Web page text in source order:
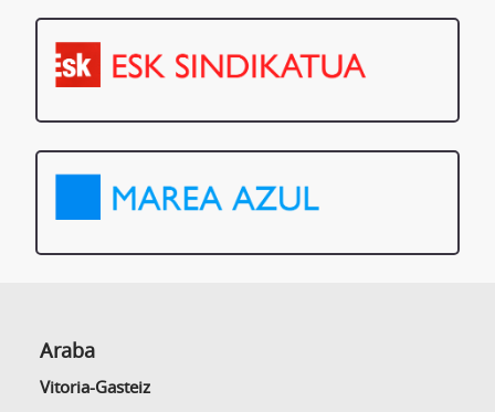
Araba
Vitoria-Gasteiz